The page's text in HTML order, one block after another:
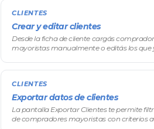
CLIENTES
Crear y editar clientes
Desde la ficha de cliente cargás
mayoristas manualmente o editás los que
CLIENTES
Exportar datos de clientes
La pantalla Exportar Clientes te permite
de compradores mayoristas con criterios